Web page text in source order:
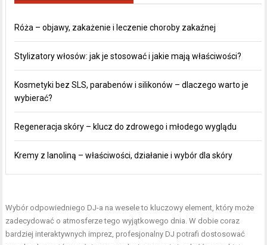
Róża – objawy, zakażenie i leczenie choroby zakaźnej
Stylizatory włosów: jak je stosować i jakie mają właściwości?
Kosmetyki bez SLS, parabenów i silikonów – dlaczego warto je
wybierać?
Regeneracja skóry – klucz do zdrowego i młodego wyglądu
Kremy z lanoliną – właściwości, działanie i wybór dla skóry
Wybór odpowiedniego DJ-a na wesele to kluczowy element, który może
zadecydować o atmosferze tego wyjątkowego dnia. W dobie coraz
bardziej interaktywnych imprez, profesjonalny DJ potrafi dostosować